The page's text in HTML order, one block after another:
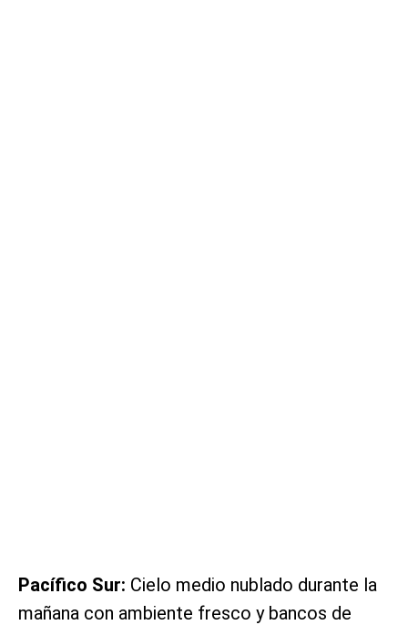
Pacífico Sur: Cielo medio nublado durante la
mañana con ambiente fresco y bancos de